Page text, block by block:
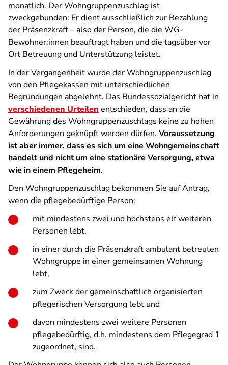
monatlich. Der Wohngruppenzuschlag ist
zweckgebunden: Er dient ausschließlich zur Bezahlung
der Präsenzkraft – also der Person, die die WG-
Bewohner:innen beauftragt haben und die tagsüber vor
Ort Betreuung und Unterstützung leistet.
In der Vergangenheit wurde der Wohngruppenzuschlag
von den Pflegekassen mit unterschiedlichen
Begründungen abgelehnt. Das Bundessozialgericht hat in
verschiedenen Urteilen entschieden, dass an die
Gewährung des Wohngruppenzuschlags keine zu hohen
Anforderungen geknüpft werden dürfen. Voraussetzung
ist aber immer, dass es sich um eine Wohngemeinschaft
handelt und nicht um eine stationäre Versorgung, etwa
wie in einem Pflegeheim.
Den Wohngruppenzuschlag bekommen Sie auf Antrag,
wenn die pflegebedürftige Person:
mit mindestens zwei und höchstens elf weiteren
Personen lebt,
in einer durch die Präsenzkraft ambulant betreuten
Wohngruppe in einer gemeinsamen Wohnung
lebt,
zum Zweck der gemeinschaftlich organisierten
pflegerischen Versorgung lebt und
davon mindestens zwei weitere Personen
pflegebedürftig, d.h. mindestens dem Pflegegrad 1
zugeordnet, sind.